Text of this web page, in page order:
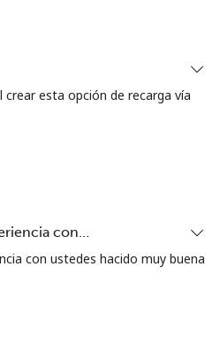
crear esta opción de recarga vía
con…
con ustedes hacido muy buena